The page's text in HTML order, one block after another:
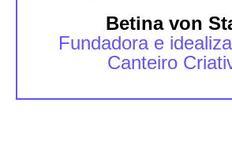
Betina von
Fundadora e
Canteiro